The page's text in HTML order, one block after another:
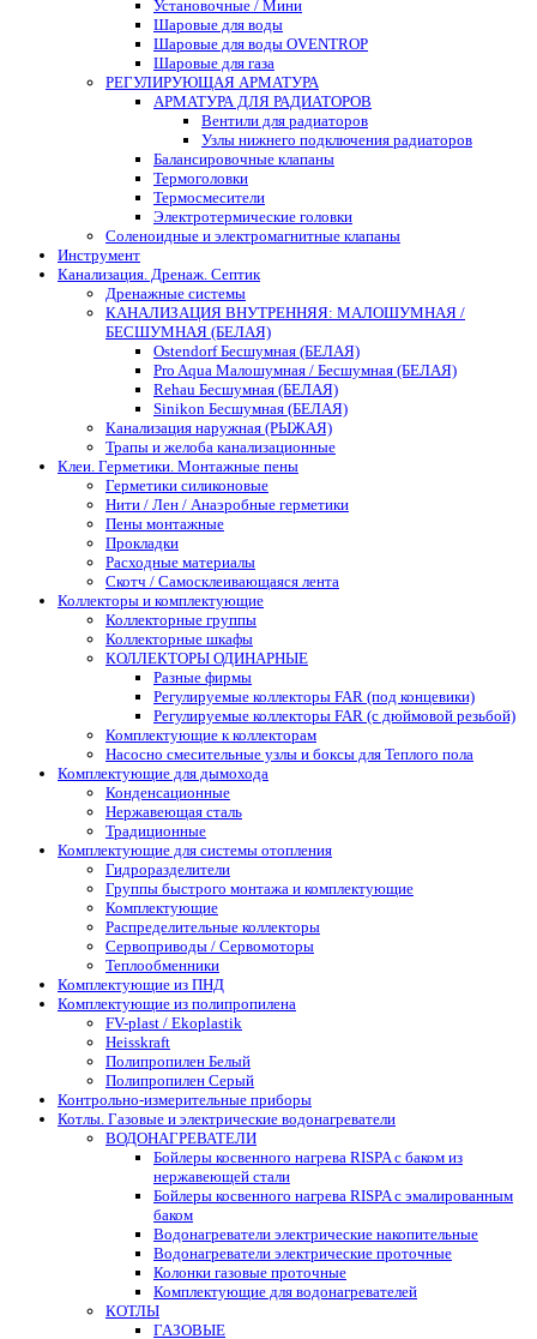
Установочные / Мини
Шаровые для воды
Шаровые для воды OVENTROP
Шаровые для газа
РЕГУЛИРУЮЩАЯ АРМАТУРА
АРМАТУРА ДЛЯ РАДИАТОРОВ
Вентили для радиаторов
Узлы нижнего подключения радиаторов
Балансировочные клапаны
Термоголовки
Термосмесители
Электротермические головки
Соленоидные и электромагнитные клапаны
Инструмент
Канализация. Дренаж. Септик
Дренажные системы
КАНАЛИЗАЦИЯ ВНУТРЕННЯЯ: МАЛОШУМНАЯ /
БЕСШУМНАЯ (БЕЛАЯ)
Ostendorf Бесшумная (БЕЛАЯ)
Pro Aqua Малошумная / Бесшумная (БЕЛАЯ)
Rehau Бесшумная (БЕЛАЯ)
Sinikon Бесшумная (БЕЛАЯ)
Канализация наружная (РЫЖАЯ)
Трапы и желоба канализационные
Клеи. Герметики. Монтажные пены
Герметики силиконовые
Нити / Лен / Анаэробные герметики
Пены монтажные
Прокладки
Расходные материалы
Скотч / Самосклеивающаяся лента
Коллекторы и комплектующие
Коллекторные группы
Коллекторные шкафы
КОЛЛЕКТОРЫ ОДИНАРНЫЕ
Разные фирмы
Регулируемые коллекторы FAR (под концевики)
Регулируемые коллекторы FAR (с дюймовой резьбой)
Комплектующие к коллекторам
Насосно смесительные узлы и боксы для Теплого пола
Комплектующие для дымохода
Конденсационные
Нержавеющая сталь
Традиционные
Комплектующие для системы отопления
Гидроразделители
Группы быстрого монтажа и комплектующие
Комплектующие
Распределительные коллекторы
Сервоприводы / Сервомоторы
Теплообменники
Комплектующие из ПНД
Комплектующие из полипропилена
FV-plast / Ekoplastik
Heisskraft
Полипропилен Белый
Полипропилен Серый
Контрольно-измерительные приборы
Котлы. Газовые и электрические водонагреватели
ВОДОНАГРЕВАТЕЛИ
Бойлеры косвенного нагрева RISPA с баком из
нержавеющей стали
Бойлеры косвенного нагрева RISPA с эмалированным
баком
Водонагреватели электрические накопительные
Водонагреватели электрические проточные
Колонки газовые проточные
Комплектующие для водонагревателей
КОТЛЫ
ГАЗОВЫЕ